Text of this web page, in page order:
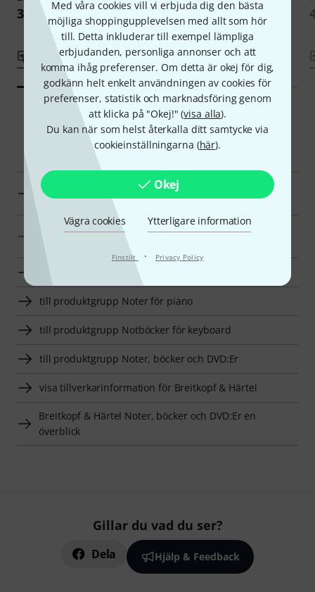
Med våra cookies vill vi erbjuda dig den bästa
möjliga shoppingupplevelsen med allt som hör
till. Detta inkluderar till exempel lämpliga
erbjudanden, personliga annonser och att
komma ihåg preferenser. Om detta är okej för dig,
godkänn helt enkelt användningen av cookies för
preferenser, statistik och marknadsföring genom
att klicka på "Okej!" (visa alla).
Du kan när som helst återkalla ditt samtycke via
cookieinställningarna (här).
Okej
Vägra cookies Ytterligare information
Finstilt · Privacy Policy
333 kr
Jämför
333 kr
Jämför
Smart Navigator
Breitkopf & Härtel Klassiska Noter för Klaviatur en
överblick
Klassiska Noter för Klaviatur till priser från 350 kr - 450
till produktgrupp Klassiska Noter för Klaviatur
till produktgrupp Noter för piano
till produktgrupp Notböcker för keyboard
till produktgrupp Noter, böcker och DVD:Er
visa tillverkarinformation för Breitkopf & Härtel
Breitkopf & Härtel Noter, böcker och DVD:Er en
överblick
Gillar du vad du ser?
Dela Hjälp & Feedback